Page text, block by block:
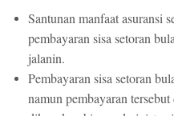
Santunan manfaat asuransi
pembayaran sisa setoran
jalanin.
Pembayaran sisa setoran
namun pembayaran